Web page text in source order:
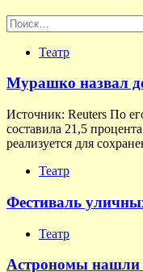
Найти:
Театр
Мурашко назвал
Источник: Reuters По
составила 21,5
реализуется для
Театр
Фестиваль
Театр
Астрономы нашли